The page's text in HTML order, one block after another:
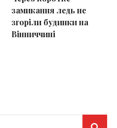
замикання ледь не
згоріли будинки на
Вінниччині